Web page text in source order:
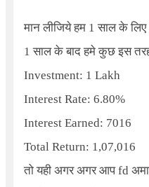
मान लीजिये हम 1 साल के लिए
1 साल के बाद हमे कुछ इस तरह
Investment: 1 Lakh
Interest Rate: 6.80%
Interest Earned: 7016
Total Return: 1,07,016
तो यही अगर अगर आपfd